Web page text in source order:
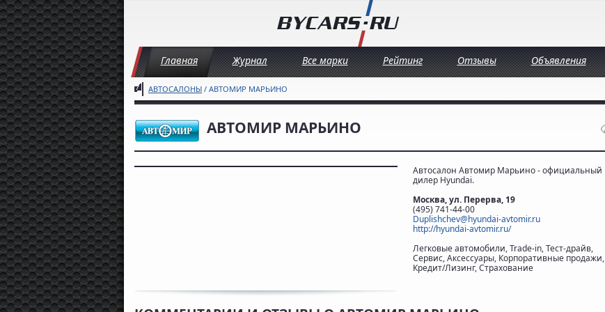
Главная Журнал Все марки Рейтинг Отзывы Объявления
АВТОСАЛОНЫ / АВТОМИР МАРЬИНО
АВТОМИР МАРЬИНО
Автосалон Автомир Марьино - официальный
дилер Hyundai.
Москва, ул. Перерва, 19
(495) 741-44-00
Duplishchev@hyundai-avtomir.ru
http://hyundai-avtomir.ru/
Легковые автомобили, Trade-in, Тест-драйв,
Сервис, Аксессуары, Корпоративные продажи,
Кредит/Лизинг, Страхование